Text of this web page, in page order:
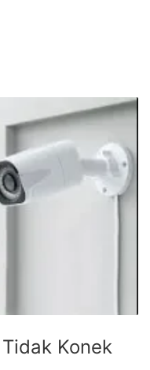
Konek